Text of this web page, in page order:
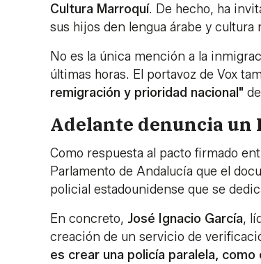
Cultura Marroquí. De hecho, ha
sus hijos den lengua árabe y
No es la única mención a la
últimas horas. El portavoz de Vox
remigración y prioridad nacional"
Adelante denuncia un
Como respuesta al pacto firmado
Parlamento de Andalucía que el
policial estadounidense que se
En concreto, José Ignacio García,
creación de un servicio de
es crear una policía paralela, como